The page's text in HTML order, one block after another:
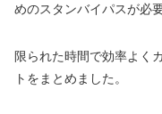
めのスタンバイパスが必
限られた時間で効率よく
トをまとめました。